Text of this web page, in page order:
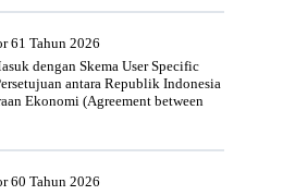
61 Tahun 2026
dengan Skema User Specific
antara Republik Indonesia
Ekonomi (Agreement between
60 Tahun 2026